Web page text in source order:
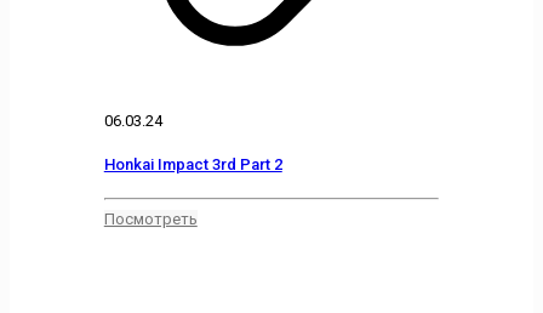
06.03.24
Honkai Impact 3rd Part 2
Посмотреть